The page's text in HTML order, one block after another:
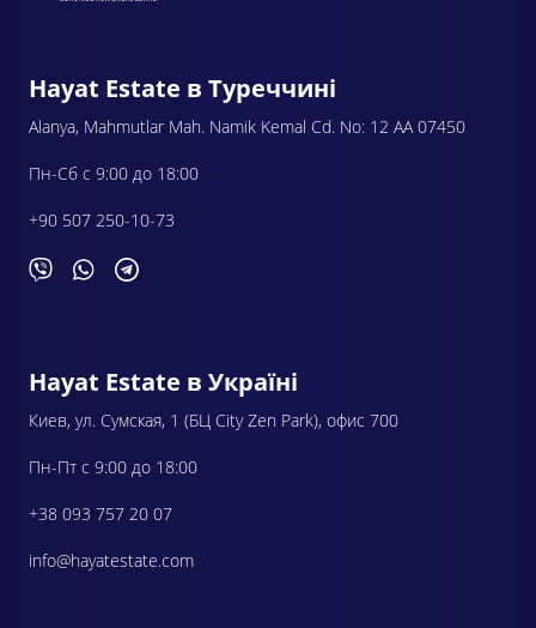
Hayat Estate в Туреччині
Alanya, Mahmutlar Mah. Namik Kemal Cd. No: 12 AA 07450
Пн-Сб с 9:00 до 18:00
+90 507 250-10-73
Hayat Estate в Україні
Киев, ул. Сумская, 1 (БЦ City Zen Park), офис 700
Пн-Пт с 9:00 до 18:00
+38 093 757 20 07
info@hayatestate.com